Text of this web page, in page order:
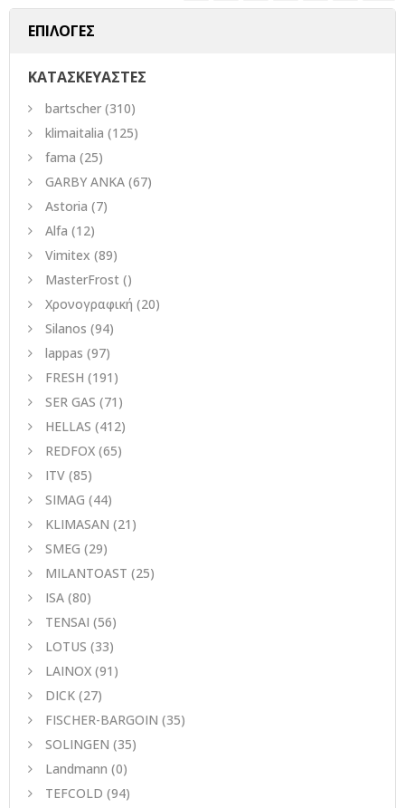
ΕΠΙΛΟΓΕΣ
ΚΑΤΑΣΚΕΥΑΣΤΕΣ
bartscher (310)
klimaitalia (125)
fama (25)
GARBY ANKA (67)
Astoria (7)
Alfa (12)
Vimitex (89)
MasterFrost ()
Χρονογραφική (20)
Silanos (94)
lappas (97)
FRESH (191)
SER GAS (71)
HELLAS (412)
REDFOX (65)
ITV (85)
SIMAG (44)
KLIMASAN (21)
SMEG (29)
MILANTOAST (25)
ISA (80)
TENSAI (56)
LOTUS (33)
LAINOX (91)
DICK (27)
FISCHER-BARGOIN (35)
SOLINGEN (35)
Landmann (0)
TEFCOLD (94)